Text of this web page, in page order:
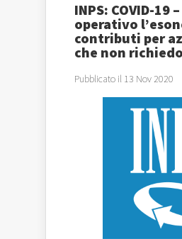
INPS: COVID-19 –
operativo
contributi per
che non
Pubblicato il 13 Nov 2020